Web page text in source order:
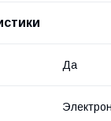
Да